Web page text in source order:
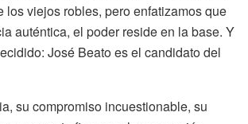
los viejos robles, pero enfatizamos que
auténtica, el poder reside en la base. Y
José Beato es el candidato del
su compromiso incuestionable, su